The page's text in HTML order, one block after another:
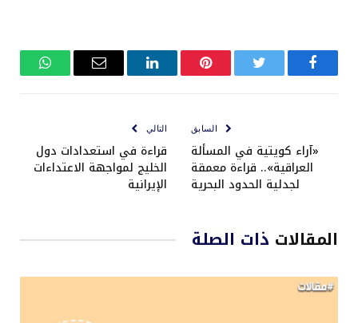
فيسبوك تويتر بينتيريستلينكدإن
البريد
واتساب
السابق
«آراء كويتية في المسألة
العراقية».. قراءة معمقة
لجدلية الحدود البحرية
التالي
قراءة في استعدادات دول
الخليج لمواجهة الاعتداءات
الإيرانية
المقالات ذات الصلة